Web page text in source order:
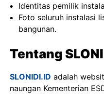
Identitas pemilik
Foto seluruh instalasi
bangunan.
Tentang
SLONIDI.ID adalah
naungan Kementerian